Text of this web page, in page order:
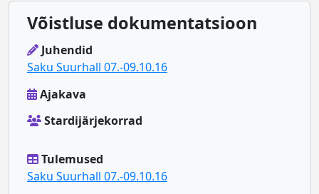
Võistluse dokumentatsioon
Juhendid
Saku Suurhall 07.-09.10.16
Ajakava
Stardijärjekorrad
Tulemused
Saku Suurhall 07.-09.10.16